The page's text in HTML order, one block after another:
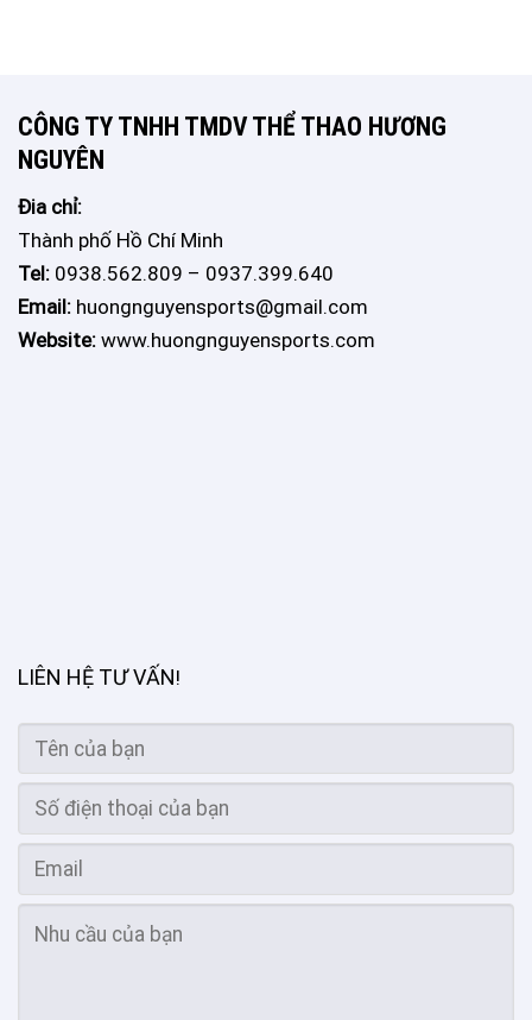
CÔNG TY TNHH TMDV THỂ THAO HƯƠNG
NGUYÊN
Đia chỉ:
Thành phố Hồ Chí Minh
Tel: 0938.562.809 – 0937.399.640
Email: huongnguyensports@gmail.com
Website: www.huongnguyensports.com
LIÊN HỆ TƯ VẤN!